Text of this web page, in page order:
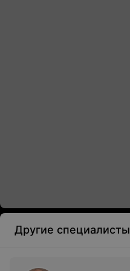
Другие специалисты